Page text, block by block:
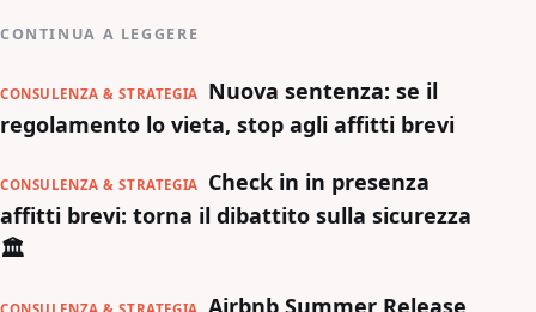
CONTINUA A LEGGERE
CONSULENZA & STRATEGIA
Nuova sentenza: se il
regolamento lo vieta, stop agli affitti brevi
CONSULENZA & STRATEGIA
Check in in presenza
affitti brevi: torna il dibattito sulla sicurezza
🏛️
Airbnb Summer Release